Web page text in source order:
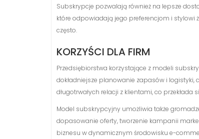
Subskrypcje pozwalają również na lepsze
które odpowiadają jego preferencjom i stylowi
często.
KORZYŚCI DLA FIRM
Przedsiębiorstwa korzystające z modeli
dokładniejsze planowanie zapasów i
długotrwałych relacji z klientami, co
Model subskrypcyjny umożliwia także
dopasowanie oferty, tworzenie kampanii
biznesu w dynamicznym środowisku e-